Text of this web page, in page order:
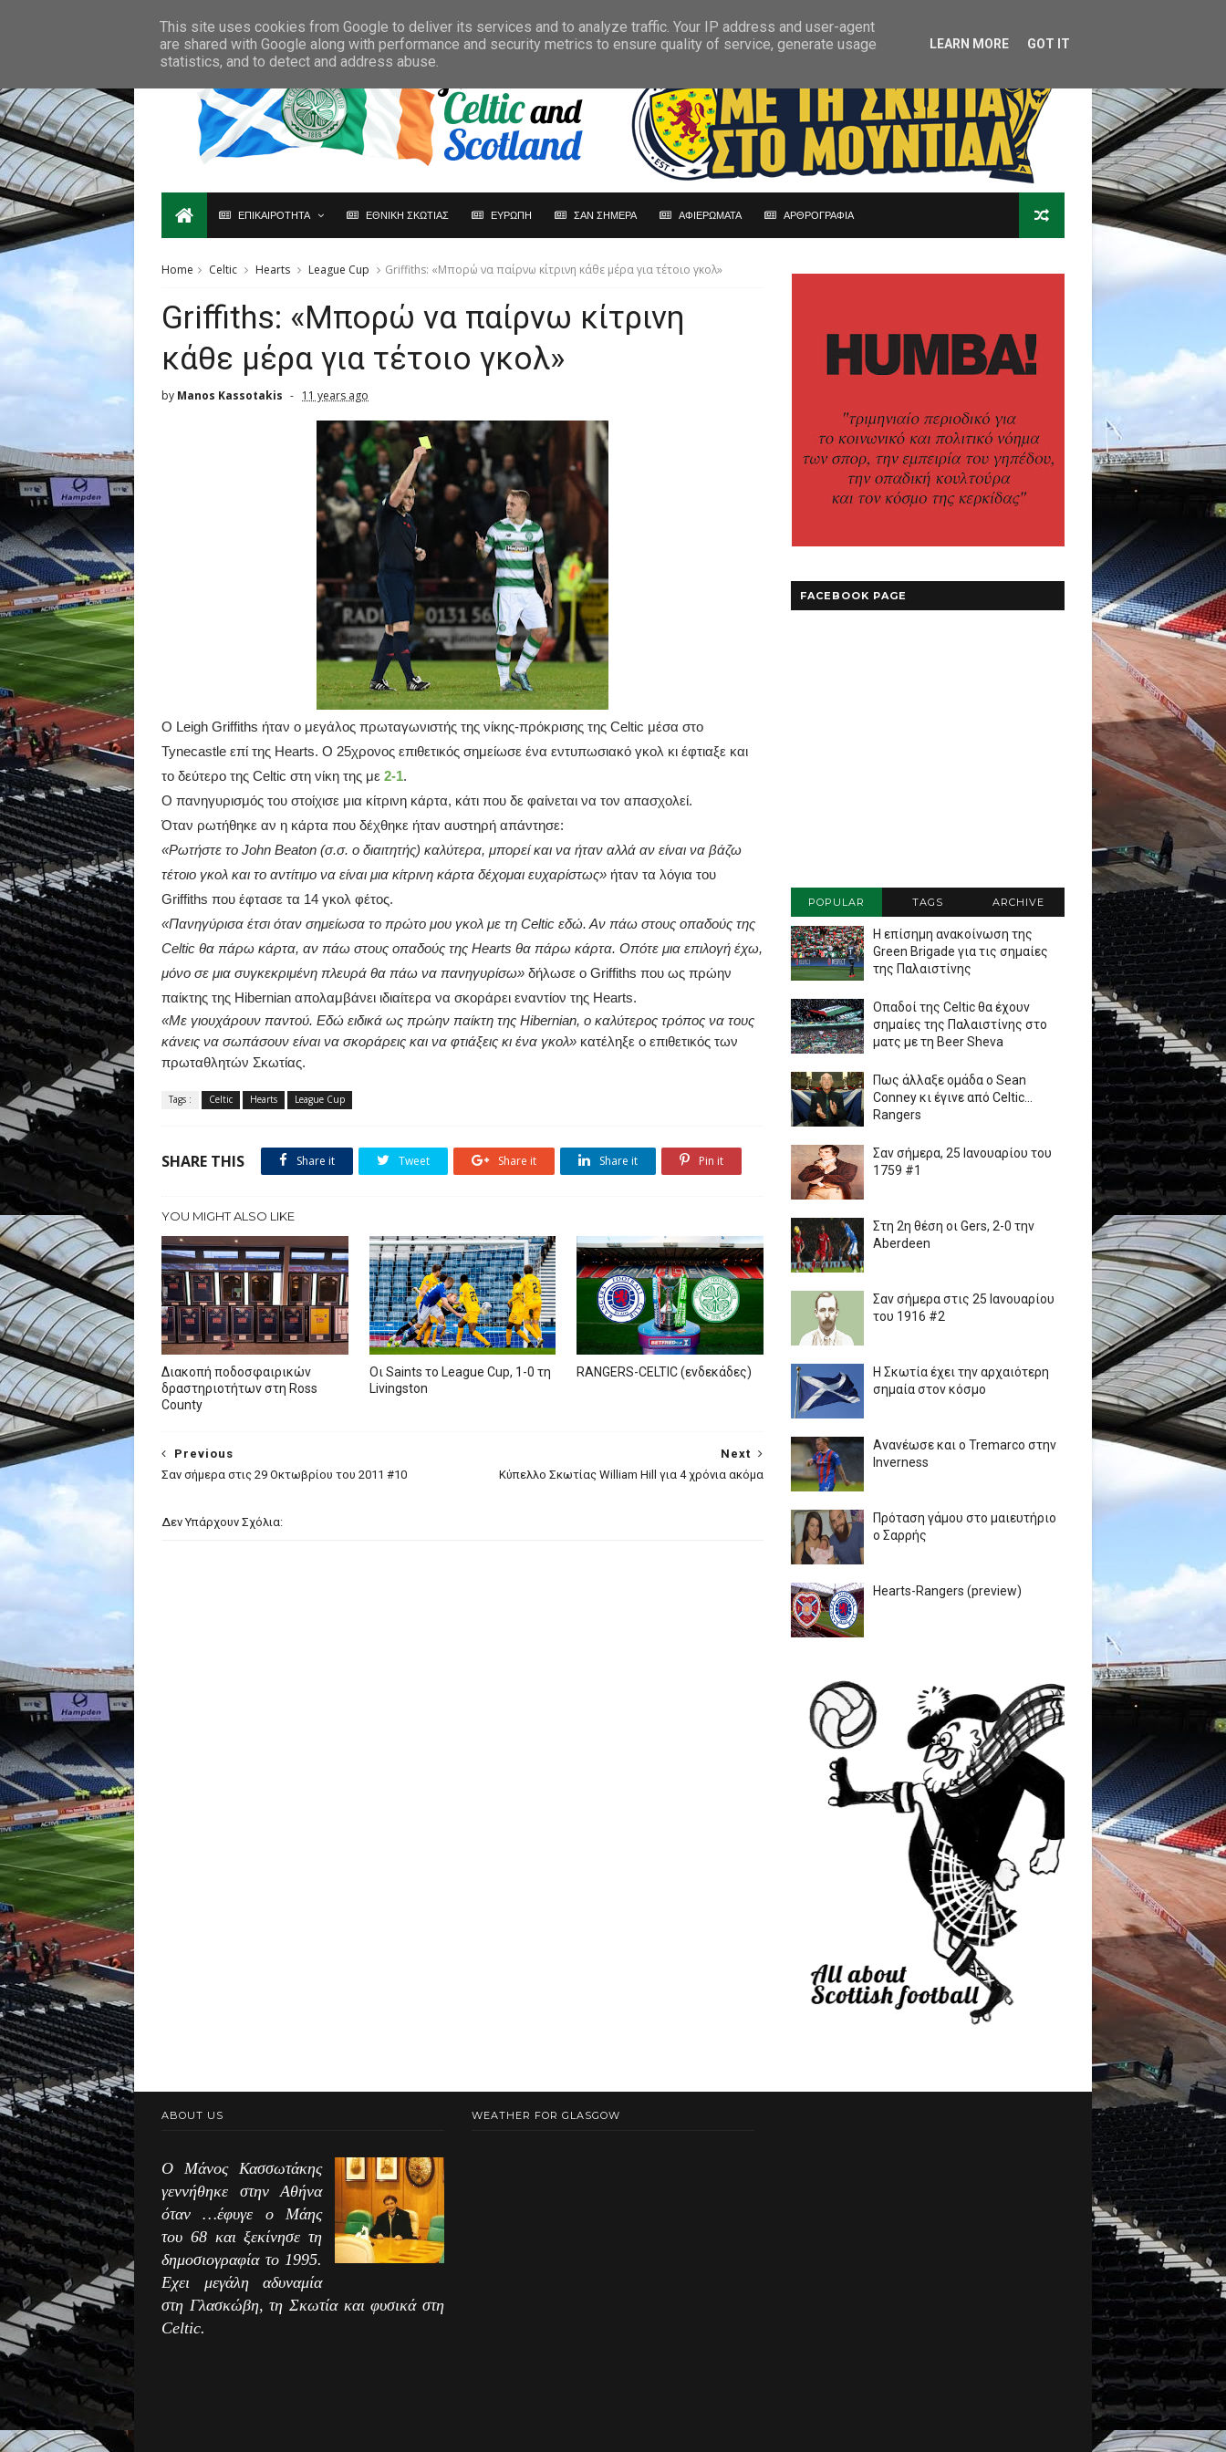
ΕΠΙΚΑΙΡΟΤΗΤΑ ΕΘΝΙΚΗ ΣΚΩΤΙΑΣ ΕΥΡΩΠΗ ΣΑΝ ΣΗΜΕΡΑ ΑΦΙΕΡΩΜΑΤΑ ΑΡΘΡΟΓΡΑΦΙΑ
Home Celtic Hearts League Cup Griffiths: «Μπορώ να παίρνω κίτρινη κάθε μέρα για τέτοιο γκολ»
Griffiths: «Μπορώ να παίρνω κίτρινη
κάθε μέρα για τέτοιο γκολ»
by Manos Kassotakis 11 years ago
Ο Leigh Griffiths ήταν ο μεγάλος πρωταγωνιστής της νίκης-πρόκρισης της Celtic μέσα στο
Tynecastle επί της Hearts. O 25χρονος επιθετικός σημείωσε ένα εντυπωσιακό γκολ κι έφτιαξε και
το δεύτερο της Celtic στη νίκη της με 2-1.
Ο πανηγυρισμός του στοίχισε μια κίτρινη κάρτα, κάτι που δε φαίνεται να τον απασχολεί.
Όταν ρωτήθηκε αν η κάρτα που δέχθηκε ήταν αυστηρή απάντησε:
«Ρωτήστε το John Beaton (σ.σ. ο διαιτητής) καλύτερα, μπορεί και να ήταν αλλά αν είναι να βάζω
τέτοιο γκολ και το αντίτιμο να είναι μια κίτρινη κάρτα δέχομαι ευχαρίστως» ήταν τα λόγια του
Griffiths που έφτασε τα 14 γκολ φέτος.
«Πανηγύρισα έτσι όταν σημείωσα το πρώτο μου γκολ με τη Celtic εδώ. Αν πάω στους οπαδούς της
Celtic θα πάρω κάρτα, αν πάω στους οπαδούς της Hearts θα πάρω κάρτα. Οπότε μια επιλογή έχω,
μόνο σε μια συγκεκριμένη πλευρά θα πάω να πανηγυρίσω» δήλωσε ο Griffiths που ως πρώην
παίκτης της Hibernian απολαμβάνει ιδιαίτερα να σκοράρει εναντίον της Hearts.
«Με γιουχάρουν παντού. Εδώ ειδικά ως πρώην παίκτη της Hibernian, ο καλύτερος τρόπος να τους
κάνεις να σωπάσουν είναι να σκοράρεις και να φτιάξεις κι ένα γκολ» κατέληξε ο επιθετικός των
πρωταθλητών Σκωτίας.
Tags : Celtic Hearts League Cup
SHARE THIS Share it Tweet Share it Share it Pin it
YOU MIGHT ALSO LIKE
Διακοπή ποδοσφαιρικών
δραστηριοτήτων στη Ross
County
Oι Saints το League Cup, 1-0 τη
Livingston
RANGERS-CELTIC (ενδεκάδες)
Next
Kύπελλο Σκωτίας William Hill για 4 χρόνια ακόμα
Previous
Σαν σήμερα στις 29 Οκτωβρίου του 2011 #10
Δεν Υπάρχουν Σχόλια:
FACEBOOK PAGE
POPULAR TAGS ARCHIVE
Η επίσημη ανακοίνωση της
Green Brigade για τις σημαίες
της Παλαιστίνης
Οπαδοί της Celtic θα έχουν
σημαίες της Παλαιστίνης στο
ματς με τη Beer Sheva
Πως άλλαξε ομάδα ο Sean
Conney κι έγινε από Celtic...
Rangers
Σαν σήμερα, 25 Ιανουαρίου του
1759 #1
Στη 2η θέση οι Gers, 2-0 την
Aberdeen
Σαν σήμερα στις 25 Ιανουαρίου
του 1916 #2
Η Σκωτία έχει την αρχαιότερη
σημαία στον κόσμο
Ανανέωσε και ο Tremarco στην
Inverness
Πρόταση γάμου στο μαιευτήριο
ο Σαρρής
Hearts-Rangers (preview)
ABOUT US
Ο Μάνος Κασσωτάκης
γεννήθηκε στην Αθήνα
όταν …έφυγε ο Μάης
του 68 και ξεκίνησε τη
δημοσιογραφία το 1995.
Εχει μεγάλη αδυναμία
στη Γλασκώβη, τη Σκωτία και φυσικά στη
Celtic.
WEATHER FOR GLASGOW
This site uses cookies from Google to deliver its services and to analyze traffic. Your IP address and user-agent
are shared with Google along with performance and security metrics to ensure quality of service, generate usage
statistics, and to detect and address abuse.
LEARN MORE GOT IT